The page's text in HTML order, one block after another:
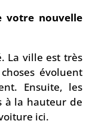
votre nouvelle
La ville est très
évoluent
Ensuite, les
à la hauteur de
ici.